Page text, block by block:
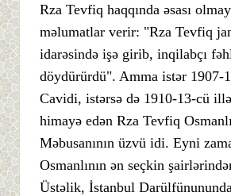
Rza Tevfiq haqqında əsası
məlumatlar verir: "Rza Tevfiq
idarəsində işə girib, inqilabçı
döydürürdü". Amma istər 1907-
Cavidi, istərsə də 1910-13-cü
himayə edən Rza Tevfiq
Məbusanının üzvü idi. Eyni
Osmanlının ən seçkin
Üstəlik, İstanbul